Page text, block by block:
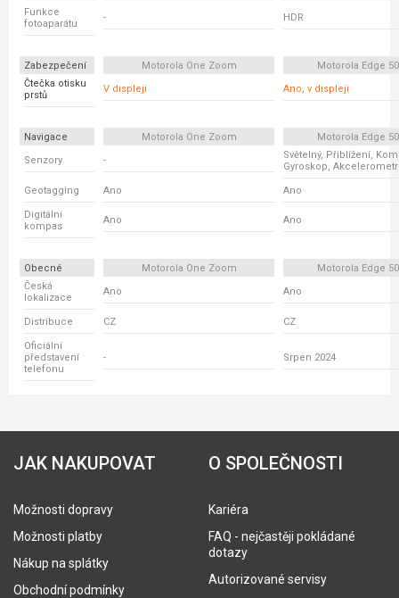
Funkce
fotoaparátu
- HDR
Zabezpečení Motorola One Zoom
Motorola Edge
Čtečka otisku
prstů
V displeji Ano, v displeji
Navigace Motorola One Zoom
Motorola Edge
Senzory
-
Světelný, Přiblížení,
Gyroskop, Akcelerometr
Geotagging Ano Ano
Digitální
kompas
Ano Ano
Obecné Motorola One Zoom
Motorola Edge
Česká
lokalizace
Ano Ano
Distribuce CZ CZ
Oficiální
představení
telefonu
- Srpen 2024
JAK NAKUPOVAT
Možnosti dopravy
Možnosti platby
Nákup na splátky
Obchodní podmínky
O SPOLEČNOSTI
Kariéra
FAQ - nejčastěji pokládané
dotazy
Autorizované servisy